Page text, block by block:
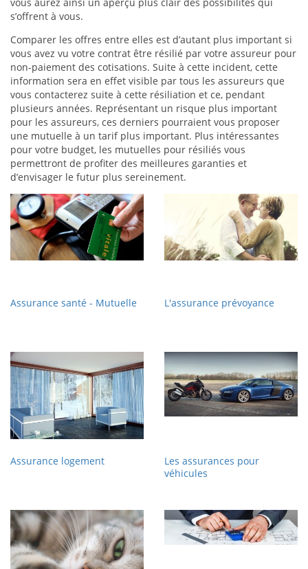
s’offrent à vous.
Comparer les offres entre elles est d’autant plus important si
vous avez vu votre contrat être résilié par votre assureur pour
non-paiement des cotisations. Suite à cette incident, cette
information sera en effet visible par tous les assureurs que
vous contacterez suite à cette résiliation et ce, pendant
plusieurs années. Représentant un risque plus important
pour les assureurs, ces derniers pourraient vous proposer
une mutuelle à un tarif plus important. Plus intéressantes
pour votre budget, les mutuelles pour résiliés vous
permettront de profiter des meilleures garanties et
d’envisager le futur plus sereinement.
Assurance santé - Mutuelle L'assurance prévoyance
Assurance logement
Les assurances pour
véhicules